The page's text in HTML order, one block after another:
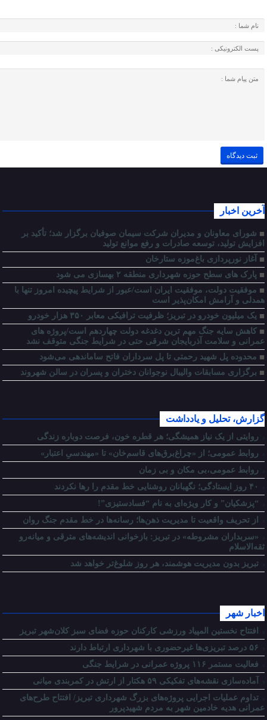
آخرین اخبار
شورای معاونان و مدیران شرکت سیمان صوفیان برگزار شد؛ تأکید بر
افزایش تولید، توسعه صادرات و رفع موانع تولید
آغاز نورپردازی باغ‌موزه ستارخان
پارک های سطح حوزه شهرداری منطقه ۲ بهسازی می شود
موفقیت دولت، موفقیت ایران است/عبور از شرایط پیچیده امروز تنها با
همدلی و آرامش امکان‌پذیر است
یک میلیون خودرو در تبریز؛ ظرفیت ترافیکی معابر ۳۵۰ هزار خودرو
کاهش سایه جنگ مهم ‌ترین دغدغه دولت چهاردهم است/پروژه ‌های
عمرانی و سلامت آذربایجان شرقی حتی در شرایط جنگی متوقف نشد
محدوده پل شهید رحمتی تا پل سرداران فاتح ساماندهی می‌شود
برگزاری مسابقات والیبال نوجوانان دختران و پسران در سالن شهروند
گزارش، تحلیل و یادداشت
روایتی از یک نیاز همیشگی؛ هر قطره خون، فرصت دوباره زندگی
روابط عمومی؛ از «چراغ‌برق‌های قاسم‌خان» تا «مهندسیِ اعتبار»
روابط عمومی،بی مکان و بی زمان
“پزشکیان” و کار ویژه‌ای به نام “فسادستیزی”!
از تحریف واقعیت تا مدیریت ذهن‌ها؛ رسانه‌ها در خط مقدم جنگ روان
«سربداران مشروطه» در تبریز: بازخوانی اندیشه‌های مترقی و میانه‌رو
ثقه‌الاسلام
تبریز بدون مدیریت هوشمند، هر روز شلوغ‌تر خواهد شد
اخبار شهر
افتتاح نخستین المپیاد ورزشی کارکنان حوزه فضای سبز کلان‌شهر تبریز
فعالیت مستمر ۱۱۶ پروژه عمرانی در شرایط جنگی
آماده‌سازی نقشه‌های تفکیکی ۵۹ هکتار از ارتش در کمربندی میانی
تداوم عملیات اجرایی پروژه‌های بزرگ شهرداری تبریز/ افتتاح طرح‌های
عمرانی هدیه خادمین شهر به مردم شهیدپرور